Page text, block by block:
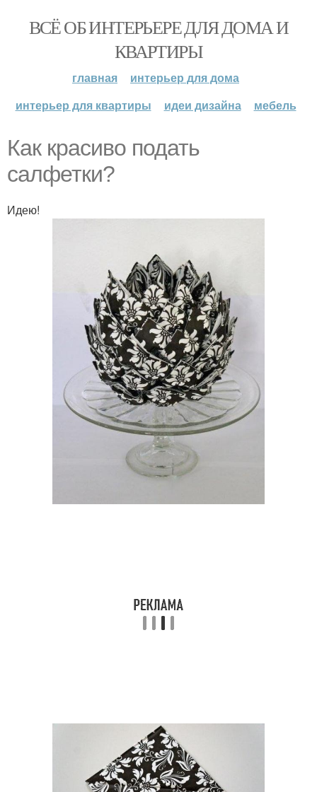
ВСЁ ОБ ИНТЕРЬЕРЕ ДЛЯ ДОМА И
КВАРТИРЫ
главная
интерьер для дома
интерьер для квартиры
идеи дизайна мебель
Как красиво подать
салфетки?
Идею!